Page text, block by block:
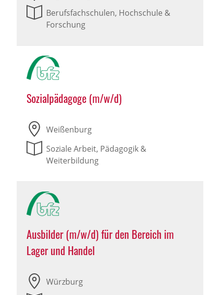
Berufsfachschulen, Hochschule &
Forschung
Sozialpädagoge (m/w/d)
Weißenburg
Soziale Arbeit, Pädagogik &
Weiterbildung
Ausbilder (m/w/d) für den Bereich im
Lager und Handel
Würzburg